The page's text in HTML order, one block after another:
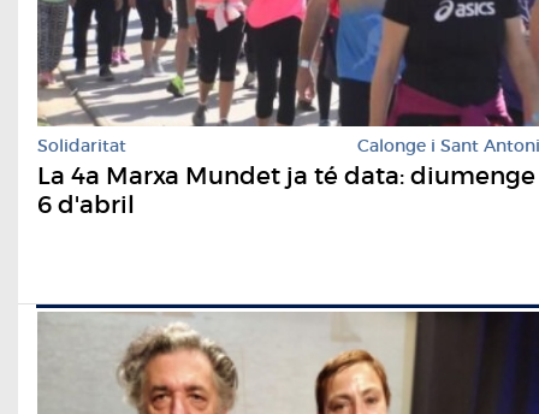
Solidaritat Calonge i Sant Antoni
La 4a Marxa Mundet ja té data: diumenge
6 d'abril